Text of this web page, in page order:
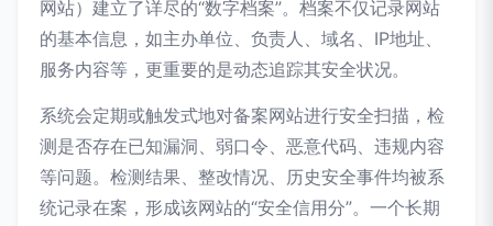
网站）建立了详尽的“数字档案”。档案不仅记录网站
的基本信息，如主办单位、负责人、域名、IP地址、
服务内容等，更重要的是动态追踪其安全状况。
系统会定期或触发式地对备案网站进行安全扫描，检
测是否存在已知漏洞、弱口令、恶意代码、违规内容
等问题。检测结果、整改情况、历史安全事件均被系
统记录在案，形成该网站的“安全信用分”。一个长期